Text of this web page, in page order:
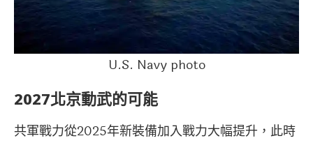
U.S. Navy photo
2027北京動武的可能
共軍戰力從2025年新裝備加入戰力大幅提升，此時